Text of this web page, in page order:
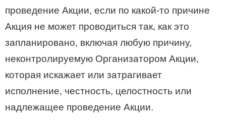
проведение Акции, если по какой-то причине
Акция не может проводиться так, как это
запланировано, включая любую причину,
неконтролируемую Организатором Акции,
которая искажает или затрагивает
исполнение, честность, целостность или
надлежащее проведение Акции.